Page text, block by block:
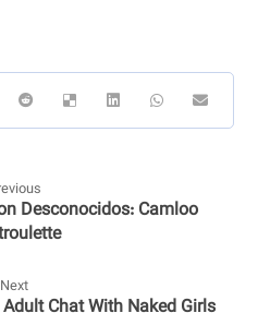
Desconocidos: Camloo
Next